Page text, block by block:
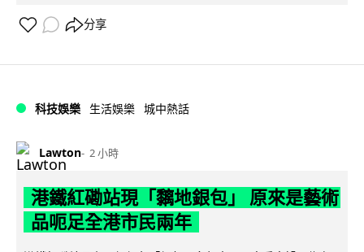
分享
科技娛樂 生活娛樂 城中熱話
Lawton 2 小時
港鐵紅磡站現「黐地銀包」 原來是藝術
品呃足全港市民兩年